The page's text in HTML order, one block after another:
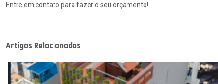
Entre em contato para fazer o seu orçamento!
Artigos Relacionados